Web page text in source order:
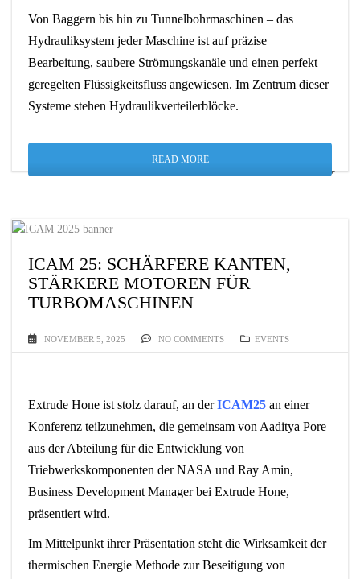
Von Baggern bis hin zu Tunnelbohrmaschinen – das
Hydrauliksystem jeder Maschine ist auf präzise
Bearbeitung, saubere Strömungskanäle und einen perfekt
geregelten Flüssigkeitsfluss angewiesen. Im Zentrum dieser
Systeme stehen Hydraulikverteilerblöcke.
READ MORE
ICAM 25: SCHÄRFERE KANTEN,
STÄRKERE MOTOREN FÜR
TURBOMASCHINEN
NOVEMBER 5, 2025 NO COMMENTS EVENTS
Extrude Hone ist stolz darauf, an derICAM25 an einer
Konferenz teilzunehmen, die gemeinsam von Aaditya Pore
aus der Abteilung für die Entwicklung von
Triebwerkskomponenten der NASA und Ray Amin,
Business Development Manager bei Extrude Hone,
präsentiert wird.
Im Mittelpunkt ihrer Präsentation steht die Wirksamkeit der
thermischen Energie Methode zur Beseitigung von